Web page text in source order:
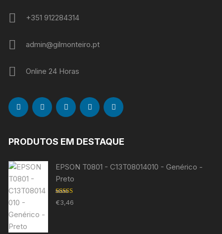
+351 912284314
admin@gilmonteiro.pt
Online 24 Horas
PRODUTOS EM DESTAQUE
EPSON T0801 - C13T08014010 - Genérico -
Preto
Avaliação
5.00 de 5
€3,46